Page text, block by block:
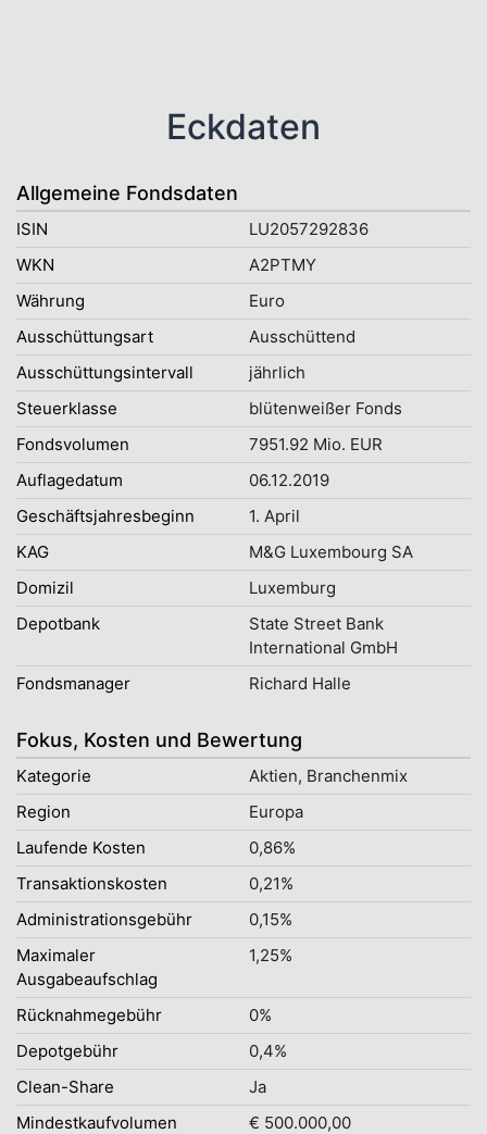
Eckdaten
Allgemeine Fondsdaten
ISIN
LU2057292836
WKN
A2PTMY
Währung
Euro
Ausschüttungsart
Ausschüttend
Ausschüttungsintervall
jährlich
Steuerklasse
blütenweißer Fonds
Fondsvolumen
7951.92 Mio. EUR
Auflagedatum
06.12.2019
Geschäftsjahresbeginn
1. April
KAG
M&G Luxembourg SA
Domizil
Luxemburg
Depotbank
State Street Bank
International GmbH
Fondsmanager
Richard Halle
Fokus, Kosten und Bewertung
Kategorie
Aktien, Branchenmix
Region
Europa
Laufende Kosten
0,86%
Transaktionskosten
0,21%
Administrationsgebühr
0,15%
Maximaler
Ausgabeaufschlag
1,25%
Rücknahmegebühr
0%
Depotgebühr
0,4%
Clean-Share
Ja
Mindestkaufvolumen
€ 500.000,00